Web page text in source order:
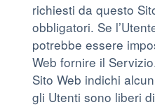
richiesti da questo
obbligatori. Se
potrebbe essere
Web fornire il
Sito Web indichi
gli Utenti sono liberi